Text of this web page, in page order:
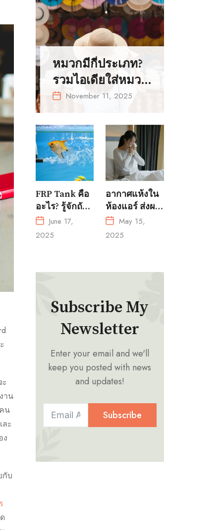
าน
น
ะ
ง
กับ
หมวกมีกี่ประเภท?
รวมไอเดียใส่หมวก
ให้เข้ากับการแต่ง
November 11, 2025
FRP Tank คือ
อะไร? รู้จักถัง
ไฟเบอร์กลาส
สำหรับการ
June 17,
2025
อากาศแห้งใน
ห้องแอร์ ส่งผล
เสียต่อสุขภาพ
ได้โดยไม่รู้ตัว!
May 15,
2025
Subscribe My
Newsletter
Enter your email and we'll
keep you posted with news
and updates!
Subscribe